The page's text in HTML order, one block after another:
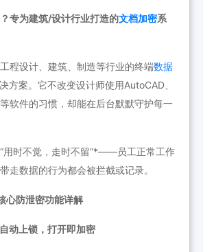
专为建筑/设计行业打造的文档加密系
程设计、建筑、制造等行业的终端数据
决方案。它不改变设计师使用AutoCAD、
软件的习惯，却能在后台默默守护每一
用时不觉，走时不留”*——员工正常工作
走数据的行为都会被拦截或记录。
心防泄密功能详解
动上锁，打开即加密